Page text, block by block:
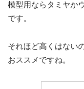
模型用ならタミヤか
です。
それほど高くはない
おススメですね。